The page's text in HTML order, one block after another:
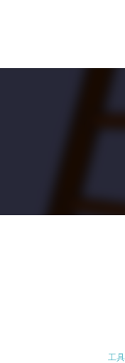
工具